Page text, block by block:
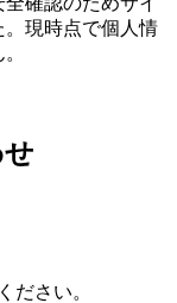
。現時点で個人情
ださい。